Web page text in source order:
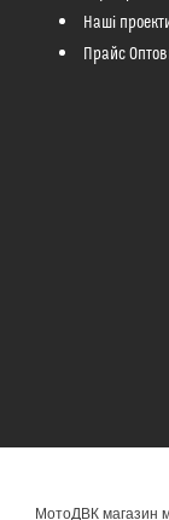
Наші
Прайс